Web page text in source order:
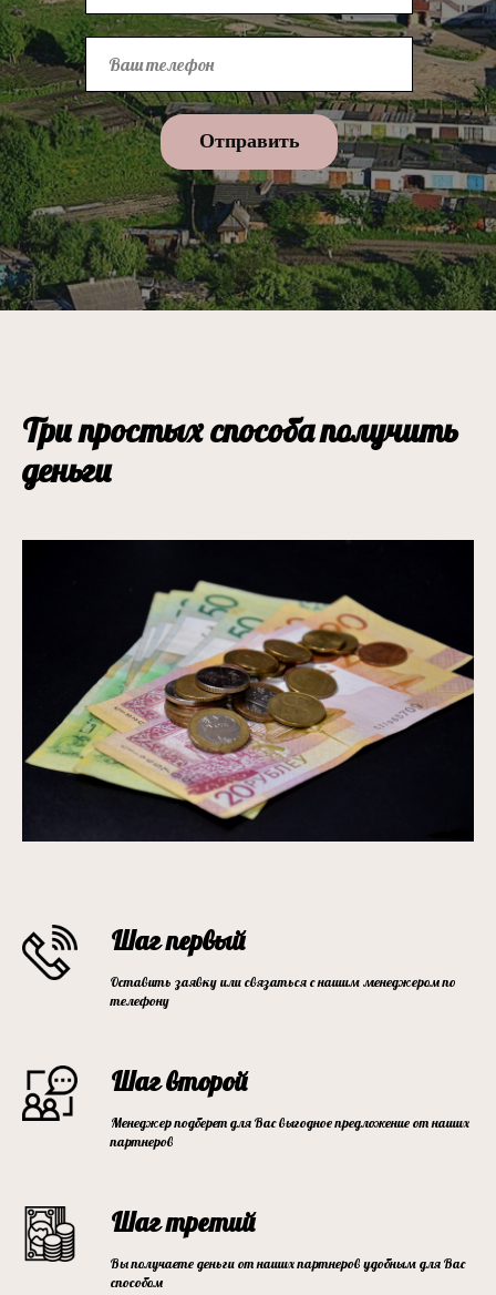
Отправить
Три простых способа получить
деньги
Шаг первый
Оставить заявку или связаться с нашим менеджером по
телефону
Шаг второй
Менеджер подберет для Вас выгодное предложение от наших
партнеров
Шаг третий
Вы получаете деньги от наших партнеров удобным для Вас
способом